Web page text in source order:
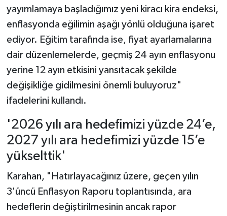
yayımlamaya başladığımız yeni kiracı kira endeksi,
enflasyonda eğilimin aşağı yönlü olduğuna işaret
ediyor. Eğitim tarafında ise, fiyat ayarlamalarına
dair düzenlemelerde, geçmiş 24 ayın enflasyonu
yerine 12 ayın etkisini yansıtacak şekilde
değişikliğe gidilmesini önemli buluyoruz"
ifadelerini kullandı.
'2026 yılı ara hedefimizi yüzde 24’e,
2027 yılı ara hedefimizi yüzde 15’e
yükselttik'
Karahan, "Hatırlayacağınız üzere, geçen yılın
3'üncü Enflasyon Raporu toplantısında, ara
hedeflerin değiştirilmesinin ancak rapor